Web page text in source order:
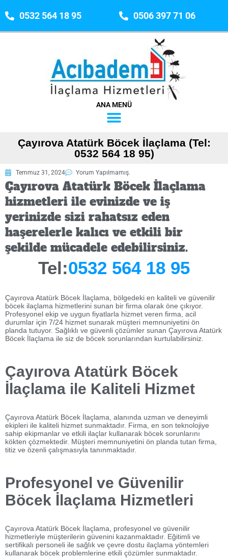
0532 564 18 95 0506 397 71 06
ANA MENÜ
Çayırova Atatürk Böcek İlaçlama (Tel:
0532 564 18 95)
Temmuz 31, 2024 Yorum Yapılmamış.
Çayırova Atatürk Böcek İlaçlama
hizmetleri ile evinizde ve iş
yerinizde sizi rahatsız eden
haşerelerle kalıcı ve etkili bir
şekilde mücadele edebilirsiniz.
Tel:0532 564 18 95
Çayırova Atatürk Böcek İlaçlama, bölgedeki en kaliteli ve güvenilir
böcek ilaçlama hizmetlerini sunan bir firma olarak öne çıkıyor.
Profesyonel ekip ve uygun fiyatlarla hizmet veren firma, acil
durumlar için 7/24 hizmet sunarak müşteri memnuniyetini ön
planda tutuyor. Sağlıklı ve güvenli çözümler sunan Çayırova Atatürk
Böcek İlaçlama ile siz de böcek sorunlarından kurtulabilirsiniz.
Çayırova Atatürk Böcek
İlaçlama ile Kaliteli Hizmet
Çayırova Atatürk Böcek İlaçlama, alanında uzman ve deneyimli
ekipleri ile kaliteli hizmet sunmaktadır. Firma, en son teknolojiye
sahip ekipmanlar ve etkili ilaçlar kullanarak böcek sorunlarını
kökten çözmektedir. Müşteri memnuniyetini ön planda tutan firma,
titiz ve özenli çalışmasıyla tanınmaktadır.
Profesyonel ve Güvenilir
Böcek İlaçlama Hizmetleri
Çayırova Atatürk Böcek İlaçlama, profesyonel ve güvenilir
hizmetleriyle müşterilerin güvenini kazanmaktadır. Eğitimli ve
sertifikalı personeli ile sağlık ve çevre dostu ilaçlama yöntemleri
kullanarak böcek problemlerine etkili çözümler sunmaktadır.